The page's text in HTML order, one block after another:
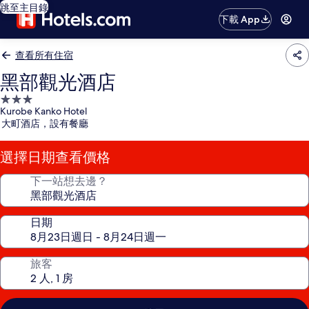
跳至主目錄
下載 App
查看所有住宿
黑部觀光酒店
3.0
星
級
住
宿
Kurobe Kanko Hotel
大町酒店，設有餐廳
選擇日期查看價格
下一站想去邊？
日期
旅客